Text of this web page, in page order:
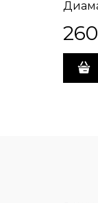
260